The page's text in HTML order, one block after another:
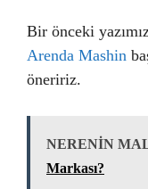
Bir önceki
Arenda Mashin
öneririz.
NERENİN
Markası?